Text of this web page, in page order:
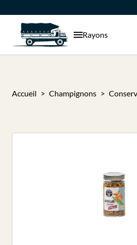
Rayons
Accueil Champignons